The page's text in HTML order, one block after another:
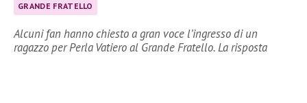
GRANDE FRATELLO
Alcuni fan hanno chiesto a gran voce l’ingresso di un
ragazzo per Perla Vatiero al Grande Fratello. La risposta